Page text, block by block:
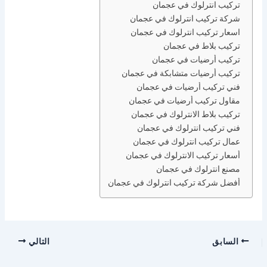
تركيب انترلوك في عجمان
شركة تركيب انترلوك في عجمان
اسعار تركيب انترلوك في عجمان
تركيب بلاط في عجمان
تركيب أرضيات في عجمان
تركيب أرضيات متشابكة في عجمان
فني تركيب أرضيات في عجمان
مقاول تركيب أرضيات في عجمان
تركيب بلاط الانترلوك في عجمان
فني تركيب انترلوك في عجمان
عمال تركيب انترلوك في عجمان
أسعار تركيب الانترلوك في عجمان
مصنع انترلوك في عجمان
أفضل شركة تركيب انترلوك في عجمان
السابق التالي